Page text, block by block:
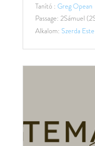
Tanító : Greg Opean
Passage: 2Sámuel
Alkalom: Szerda Este